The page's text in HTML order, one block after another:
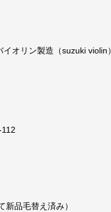
オリン製造（suzuki violin）
新品毛替え済み）